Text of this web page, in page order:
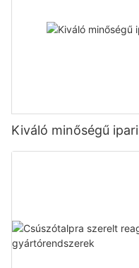
Kiváló minőségű